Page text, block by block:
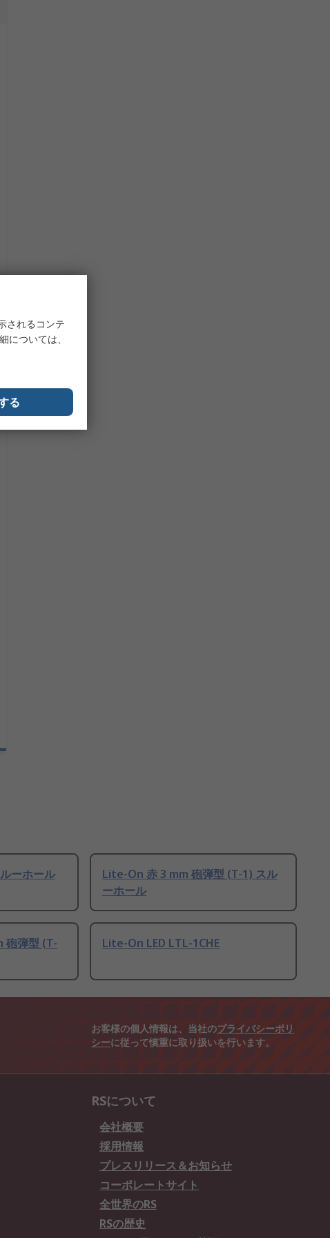
ーホール
Lite-On 赤 3 mm 砲弾型 (T-1) スル
ーホール
砲弾型 (T-
Lite-On LED LTL-1CHE
お客様の個人情報は、当社のプライバシーポリ
シーに従って慎重に取り扱いを行います。
RSについて
会社概要
採用情報
プレスリリース＆お知らせ
コーポレートサイト
全世界のRS
RSの歴史
されるコンテ
については、
る